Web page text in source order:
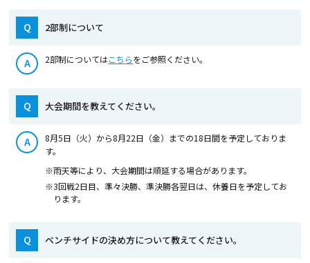
Q 2部制について
A 2部制についてはこちらをご参照ください。
Q 大会期間を教えてください。
A
8月5日（火）から8月22日（金）までの18日間を予定しておりま
す。
※雨天等により、大会期間は順延する場合があります。
※3回戦2日目、準々決勝、準決勝各翌日は、休養日を予定してお
ります。
Q ベンチサイドの決め方について教えてください。